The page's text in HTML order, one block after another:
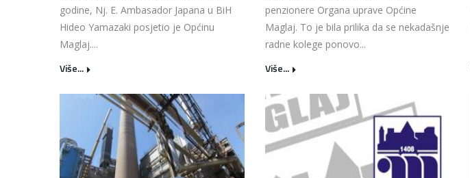
godine, Nj. E. Ambasador Japana u BiH
Hideo Yamazaki posjetio je Općinu
Maglaj....
Više...
penzionere Organa uprave Općine
Maglaj. To je bila prilika da se nekadašnje
radne kolege ponovo...
Više...